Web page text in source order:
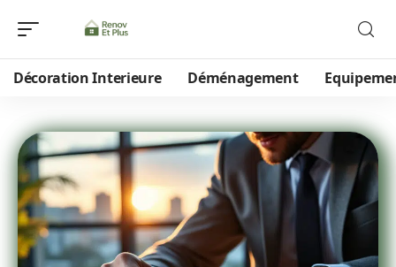
Décoration Interieure Déménagement